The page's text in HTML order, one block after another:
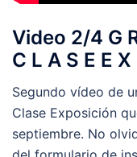
Video 2/4 G
C L A S E E
Segundo vídeo de
Clase Exposición
septiembre. No